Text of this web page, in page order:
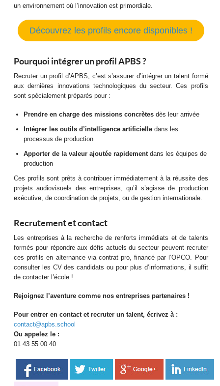
un environnement où l’innovation est primordiale.
Découvrez les profils encore disponibles !
Pourquoi intégrer un profil APBS ?
Recruter un profil d’APBS, c’est s’assurer d’intégrer un talent formé
aux dernières innovations technologiques du secteur. Ces profils
sont spécialement préparés pour :
Prendre en charge des missions concrètes dès leur arrivée
Intégrer les outils d’intelligence artificielle dans les
processus de production
Apporter de la valeur ajoutée rapidementdans les équipes de
production
Ces profils sont prêts à contribuer immédiatement à la réussite des
projets audiovisuels des entreprises, qu’il s’agisse de production
exécutive, de coordination de projets, ou de gestion internationale.
Recrutement et contact
Les entreprises à la recherche de renforts immédiats et de talents
formés pour répondre aux défis actuels du secteur peuvent recruter
ces profils en alternance via contrat pro, financé par l’OPCO. Pour
consulter les CV des candidats ou pour plus d’informations, il suffit
de contacter l’école !
Rejoignez l’aventure comme nos entreprises partenaires !
Pour entrer en contact et recruter un talent, écrivez à :
contact@apbs.school
Ou appelez le :
01 43 55 00 40